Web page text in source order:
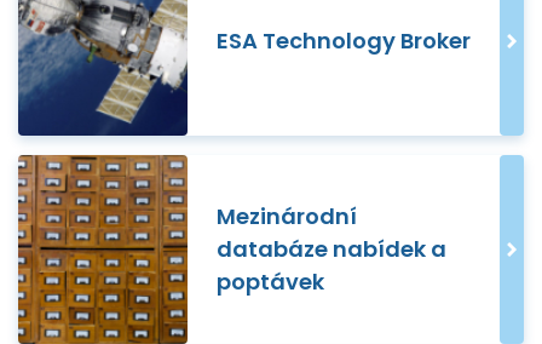
ESA Technology Broker
Mezinárodní
databáze nabídek a
poptávek